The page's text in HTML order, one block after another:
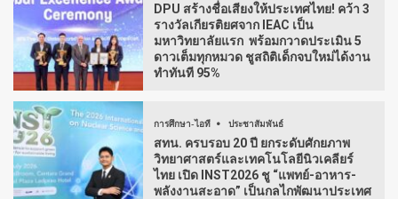
DPU สร้างชื่อเสียงให้ประเทศไทย! คว้า 3
รางวัลเกียรติยศจาก IEAC เป็น
มหาวิทยาลัยแรก พร้อมกวาดประเมิน 5
ดาวเต็มทุกหมวด ชูสถิติเด็กจบใหม่ได้งาน
ทำทันที 95%
การศึกษา-ไอที ประชาสัมพันธ์
สทน. ครบรอบ 20 ปี ยกระดับศักยภาพ
วิทยาศาสตร์และเทคโนโลยีนิวเคลียร์
ไทย เปิด INST2026 ชู “แพทย์-อาหาร-
พลังงานสะอาด” เป็นกลไกพัฒนาประเทศ